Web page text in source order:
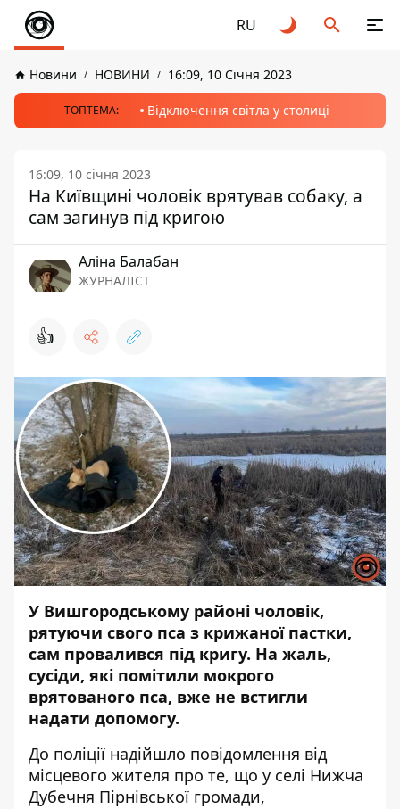
RU
Новини НОВИНИ 16:09, 10 Січня 2023
ТОПТЕМА: Відключення світла у столиці
16:09, 10 січня 2023
На Київщині чоловік врятував собаку, а
сам загинув під кригою
Аліна Балабан
ЖУРНАЛІСТ
👍
У Вишгородському районі чоловік,
рятуючи свого пса з крижаної пастки,
сам провалився під кригу. На жаль,
сусіди, які помітили мокрого
врятованого пса, вже не встигли
надати допомогу.
До поліції надійшло повідомлення від
місцевого жителя про те, що у селі Нижча
Дубечня Пірнівської громади,